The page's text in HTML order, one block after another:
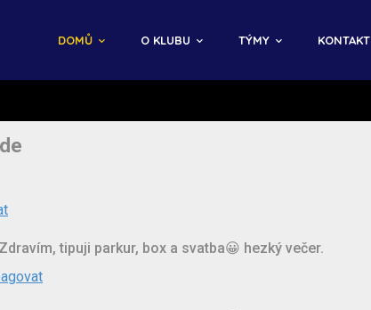
DOMŮ O KLUBU TÝMY KONTAKT
Zdravím, tipuji parkur, box a svatba😀 hezký večer.